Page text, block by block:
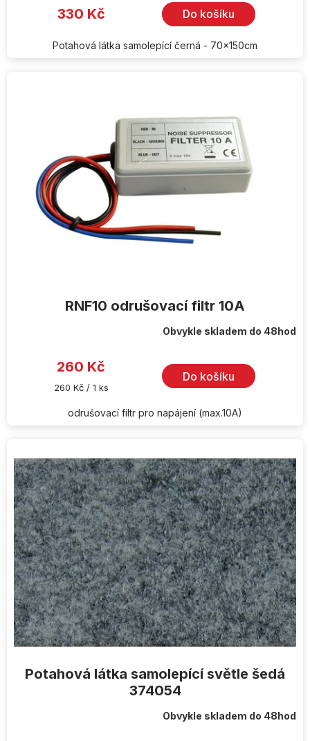
330 Kč Do košíku
Potahová látka samolepící černá - 70x150cm
RNF10 odrušovací filtr 10A
Obvykle skladem do 48hod
260 Kč
Měrná
260 Kč / 1 ks
Do košíku
odrušovací filtr pro napájení (max.10A)
Potahová látka samolepící světle šedá
374054
Obvykle skladem do 48hod